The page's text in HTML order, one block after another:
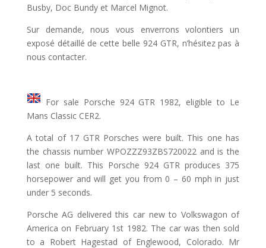
Busby, Doc Bundy et Marcel Mignot.
Sur demande, nous vous enverrons volontiers un
exposé détaillé de cette belle 924 GTR, n’hésitez pas à
nous contacter.
For sale Porsche 924 GTR 1982, eligible to Le
Mans Classic CER2.
A total of 17 GTR Porsches were built. This one has
the chassis number WPOZZZ93ZBS720022 and is the
last one built. This Porsche 924 GTR produces 375
horsepower and will get you from 0 – 60 mph in just
under 5 seconds.
Porsche AG delivered this car new to Volkswagon of
America on February 1st 1982. The car was then sold
to a Robert Hagestad of Englewood, Colorado. Mr